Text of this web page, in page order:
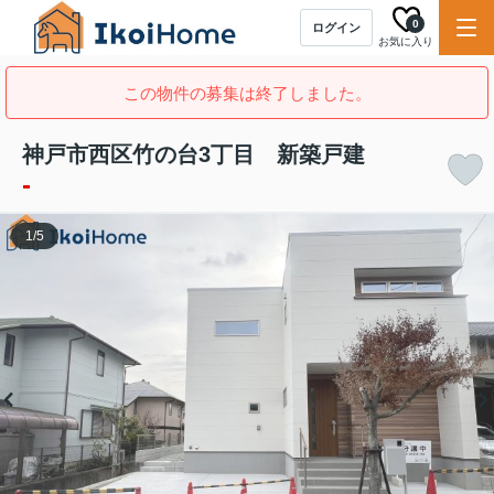
ログイン
お気に入り
0
この物件の募集は終了しました。
神戸市西区竹の台3丁目 新築戸建
-
1/5